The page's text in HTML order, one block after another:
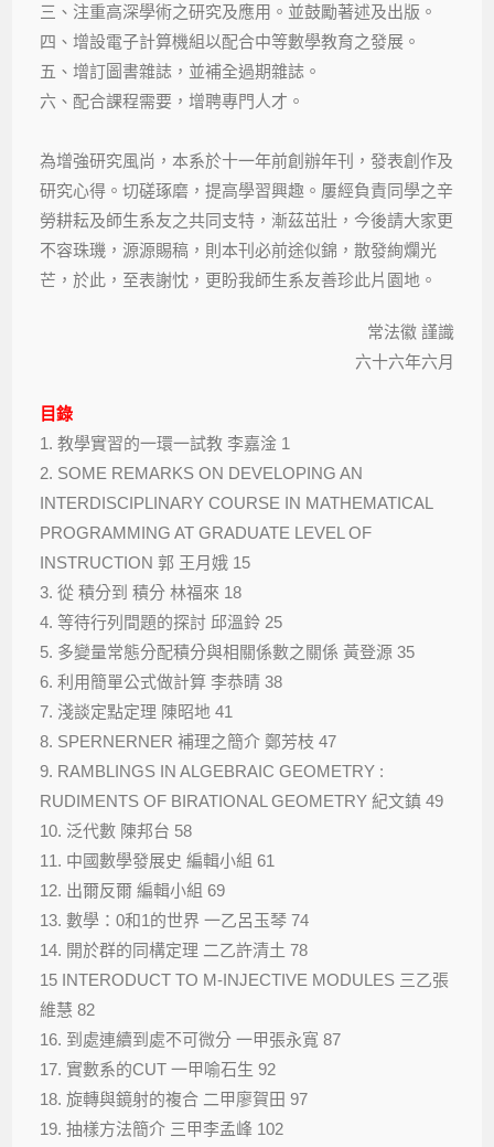
三、注重高深學術之研究及應用。並鼓勵著述及出版。
四、增設電子計算機組以配合中等數學教育之發展。
五、增訂圖書雜誌，並補全過期雜誌。
六、配合課程需要，增聘專門人才。
為增強研究風尚，本系於十一年前創辦年刊，發表創作及
研究心得。切磋琢磨，提高學習興趣。屢經負責同學之辛
勞耕耘及師生系友之共同支特，漸茲茁壯，今後請大家更
不容珠璣，源源賜稿，則本刊必前途似錦，散發絢爛光
芒，於此，至表謝忱，更盼我師生系友善珍此片園地。
常法徽 謹識
六十六年六月
目錄
1. 教學實習的一環一試教 李嘉淦 1
2. SOME REMARKS ON DEVELOPING AN
INTERDISCIPLINARY COURSE IN MATHEMATICAL
PROGRAMMING AT GRADUATE LEVEL OF
INSTRUCTION 郭 王月娥 15
3. 從 積分到 積分 林福來 18
4. 等待行列間題的探討 邱溫鈴 25
5. 多變量常態分配積分與相關係數之關係 黃登源 35
6. 利用簡單公式做計算 李恭晴 38
7. 淺談定點定理 陳昭地 41
8. SPERNERNER 補理之簡介 鄭芳枝 47
9. RAMBLINGS IN ALGEBRAIC GEOMETRY :
RUDIMENTS OF BIRATIONAL GEOMETRY 紀文鎮 49
10. 泛代數 陳邦台 58
11. 中國數學發展史 編輯小組 61
12. 出爾反爾 編輯小組 69
13. 數學：0和1的世界 一乙呂玉琴 74
14. 開於群的同構定理 二乙許清土 78
15 INTERODUCT TO M-INJECTIVE MODULES 三乙張
維慧 82
16. 到處連續到處不可微分 一甲張永寬 87
17. 實數系的CUT 一甲喻石生 92
18. 旋轉與鏡射的複合 二甲廖賀田 97
19. 抽樣方法簡介 三甲李孟峰 102